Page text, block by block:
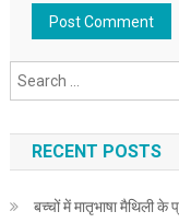
RECENT POSTS
बच्चों में मातृभाषा मैथिली